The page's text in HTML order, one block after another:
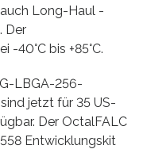
Long-Haul -
Der
40°C bis +85°C.
LBGA-256-
jetzt für 35 US-
Der OctalFALC
Entwicklungskit